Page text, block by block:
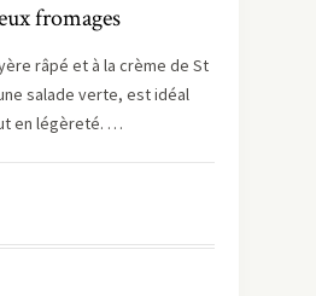
fromages
râpé et à la crème de St
salade verte, est idéal
en légèreté. …